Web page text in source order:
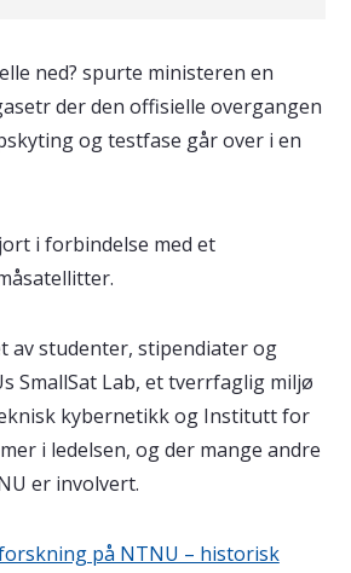
ned? spurte ministeren en
der den offisielle overgangen
og testfase går over i en
i forbindelse med et
av studenter, stipendiater og
SmallSat Lab, et tverrfaglig miljø
kybernetikk og Institutt for
i ledelsen, og der mange andre
er involvert.
på NTNU – historisk